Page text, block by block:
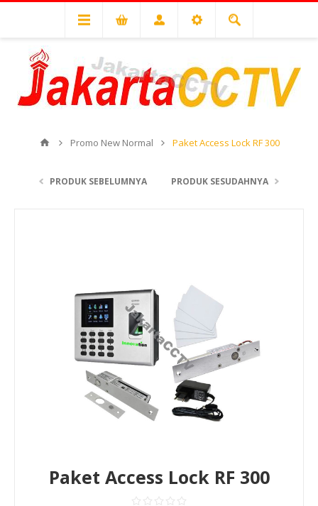
Promo New Normal Paket Access Lock RF 300
PRODUK SEBELUMNYA PRODUK SESUDAHNYA
Paket Access Lock RF 300